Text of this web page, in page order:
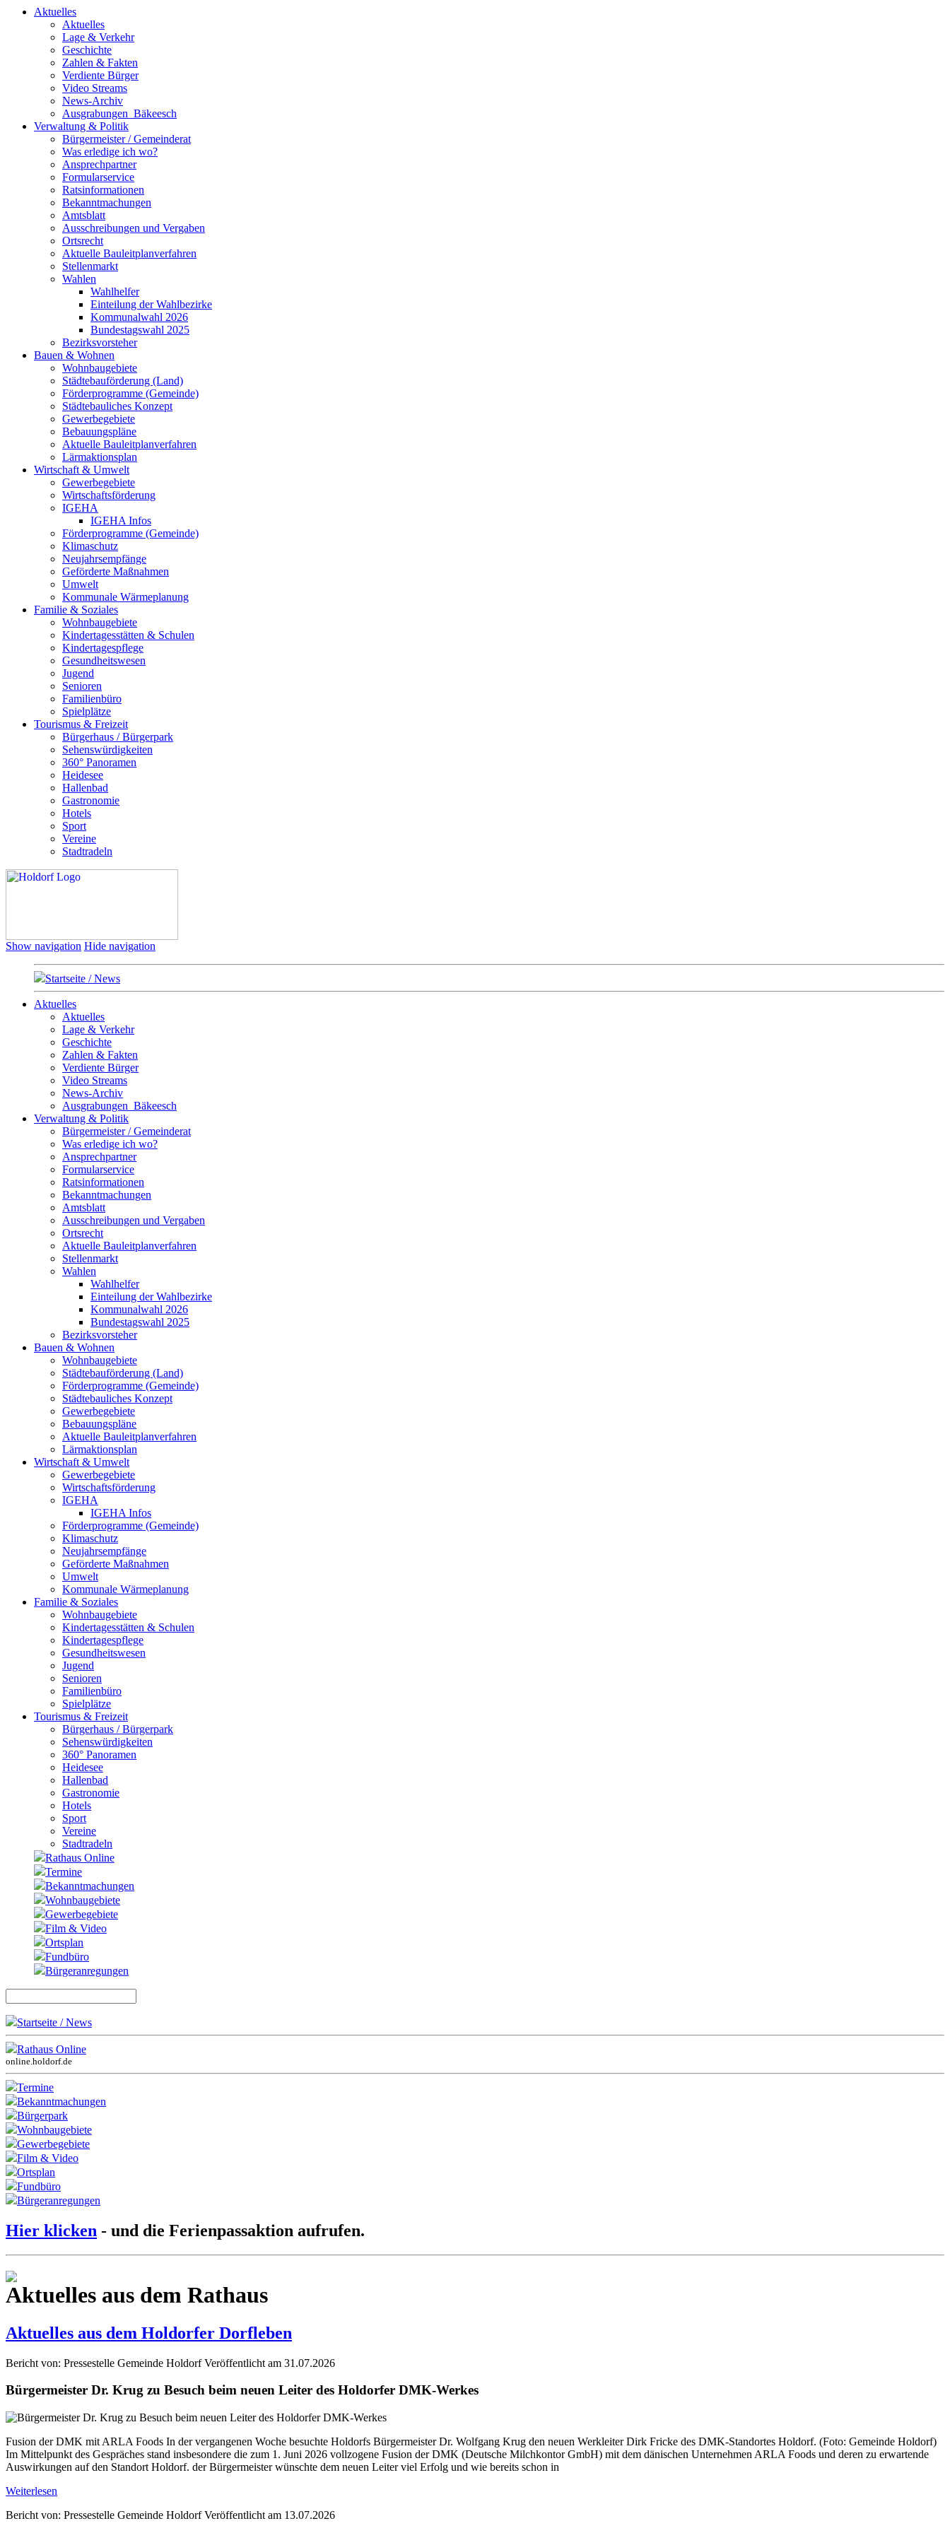
Aktuelles
Aktuelles
Lage & Verkehr
Geschichte
Zahlen & Fakten
Verdiente Bürger
Video Streams
News-Archiv
Ausgrabungen_Bäkeesch
Verwaltung & Politik
Bürgermeister / Gemeinderat
Was erledige ich wo?
Ansprechpartner
Formularservice
Ratsinformationen
Bekanntmachungen
Amtsblatt
Ausschreibungen und Vergaben
Ortsrecht
Aktuelle Bauleitplanverfahren
Stellenmarkt
Wahlen
Wahlhelfer
Einteilung der Wahlbezirke
Kommunalwahl 2026
Bundestagswahl 2025
Bezirksvorsteher
Bauen & Wohnen
Wohnbaugebiete
Städtebauförderung (Land)
Förderprogramme (Gemeinde)
Städtebauliches Konzept
Gewerbegebiete
Bebauungspläne
Aktuelle Bauleitplanverfahren
Lärmaktionsplan
Wirtschaft & Umwelt
Gewerbegebiete
Wirtschaftsförderung
IGEHA
IGEHA Infos
Förderprogramme (Gemeinde)
Klimaschutz
Neujahrsempfänge
Geförderte Maßnahmen
Umwelt
Kommunale Wärmeplanung
Familie & Soziales
Wohnbaugebiete
Kindertagesstätten & Schulen
Kindertagespflege
Gesundheitswesen
Jugend
Senioren
Familienbüro
Spielplätze
Tourismus & Freizeit
Bürgerhaus / Bürgerpark
Sehenswürdigkeiten
360° Panoramen
Heidesee
Hallenbad
Gastronomie
Hotels
Sport
Vereine
Stadtradeln
Show navigation Hide navigation
Startseite / News
Aktuelles
Aktuelles
Lage & Verkehr
Geschichte
Zahlen & Fakten
Verdiente Bürger
Video Streams
News-Archiv
Ausgrabungen_Bäkeesch
Verwaltung & Politik
Bürgermeister / Gemeinderat
Was erledige ich wo?
Ansprechpartner
Formularservice
Ratsinformationen
Bekanntmachungen
Amtsblatt
Ausschreibungen und Vergaben
Ortsrecht
Aktuelle Bauleitplanverfahren
Stellenmarkt
Wahlen
Wahlhelfer
Einteilung der Wahlbezirke
Kommunalwahl 2026
Bundestagswahl 2025
Bezirksvorsteher
Bauen & Wohnen
Wohnbaugebiete
Städtebauförderung (Land)
Förderprogramme (Gemeinde)
Städtebauliches Konzept
Gewerbegebiete
Bebauungspläne
Aktuelle Bauleitplanverfahren
Lärmaktionsplan
Wirtschaft & Umwelt
Gewerbegebiete
Wirtschaftsförderung
IGEHA
IGEHA Infos
Förderprogramme (Gemeinde)
Klimaschutz
Neujahrsempfänge
Geförderte Maßnahmen
Umwelt
Kommunale Wärmeplanung
Familie & Soziales
Wohnbaugebiete
Kindertagesstätten & Schulen
Kindertagespflege
Gesundheitswesen
Jugend
Senioren
Familienbüro
Spielplätze
Tourismus & Freizeit
Bürgerhaus / Bürgerpark
Sehenswürdigkeiten
360° Panoramen
Heidesee
Hallenbad
Gastronomie
Hotels
Sport
Vereine
Stadtradeln
Rathaus Online
Termine
Bekanntmachungen
Wohnbaugebiete
Gewerbegebiete
Film & Video
Ortsplan
Fundbüro
Bürgeranregungen
Startseite / News
Rathaus Online
online.holdorf.de
Termine
Bekanntmachungen
Bürgerpark
Wohnbaugebiete
Gewerbegebiete
Film & Video
Ortsplan
Fundbüro
Bürgeranregungen
Hier klicken - und die Ferienpassaktion aufrufen.
Aktuelles aus dem Rathaus
Aktuelles aus dem Holdorfer Dorfleben
Bericht von: Pressestelle Gemeinde Holdorf Veröffentlicht am 31.07.2026
Bürgermeister Dr. Krug zu Besuch beim neuen Leiter des Holdorfer DMK-Werkes
Fusion der DMK mit ARLA Foods In der vergangenen Woche besuchte Holdorfs Bürgermeister Dr. Wolfgang Krug den neuen Werkleiter Dirk Fricke des DMK-Standortes Holdorf. (Foto: Gemeinde Holdorf)
Im Mittelpunkt des Gespräches stand insbesondere die zum 1. Juni 2026 vollzogene Fusion der DMK (Deutsche Milchkontor GmbH) mit dem dänischen Unternehmen ARLA Foods und deren zu erwartende
Auswirkungen auf den Standort Holdorf. der Bürgermeister wünschte dem neuen Leiter viel Erfolg und wie bereits schon in
Weiterlesen
Bericht von: Pressestelle Gemeinde Holdorf Veröffentlicht am 13.07.2026